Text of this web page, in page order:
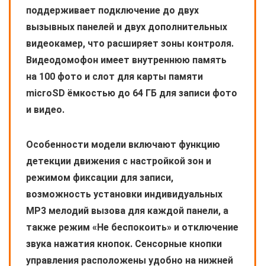
поддерживает подключение до двух
вызывных панелей и двух дополнительных
видеокамер, что расширяет зоны контроля.
Видеодомофон имеет внутреннюю память
на 100 фото и слот для карты памяти
microSD ёмкостью до 64 ГБ для записи фото
и видео.
Особенности модели включают функцию
детекции движения с настройкой зон и
режимом фиксации для записи,
возможность установки индивидуальных
MP3 мелодий вызова для каждой панели, а
также режим «Не беспокоить» и отключение
звука нажатия кнопок. Сенсорные кнопки
управления расположены удобно на нижней